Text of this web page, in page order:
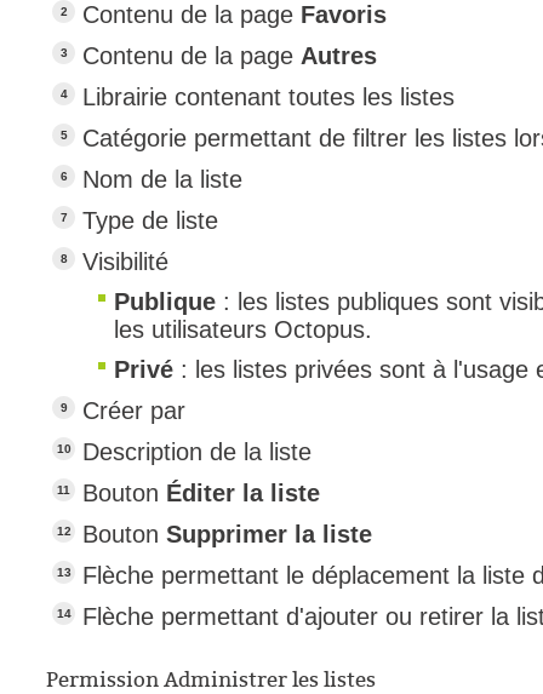
Contenu de la page Favoris
Contenu de la page Autres
Librairie contenant toutes les listes
Catégorie permettant de filtrer les listes
Nom de la liste
Type de liste
Visibilité
Publique : les listes publiques sont
les utilisateurs Octopus.
Privé : les listes privées sont à l'usage
Créer par
Description de la liste
Bouton Éditer la liste
Bouton Supprimer la liste
Flèche permettant le déplacement la liste
Flèche permettant d'ajouter ou retirer la
Permission Administrer les listes